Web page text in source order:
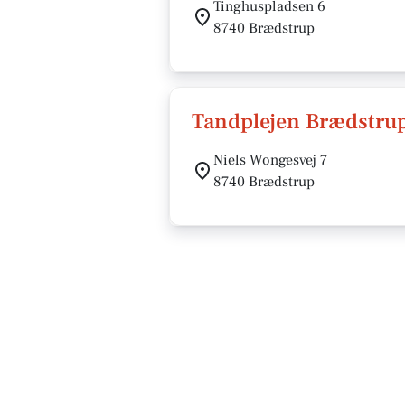
Tinghuspladsen 6
8740 Brædstrup
Tandplejen
Niels Wongesvej 7
8740 Brædstrup